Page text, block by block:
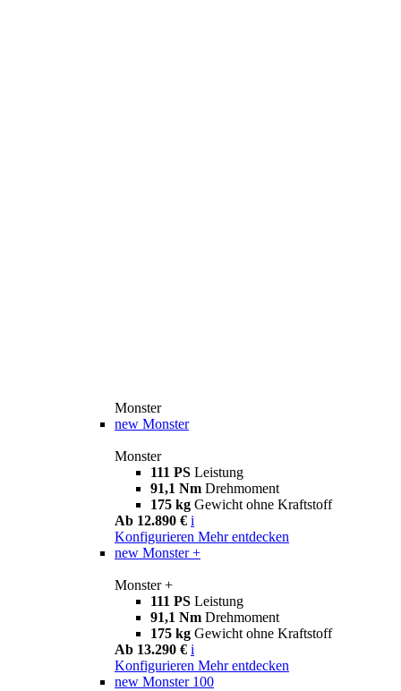
Monster
new Monster
Monster
111 PS Leistung
91,1 Nm Drehmoment
175 kg Gewicht ohne Kraftstoff
Ab 12.890 € i
Konfigurieren Mehr entdecken
new Monster +
Monster +
111 PS Leistung
91,1 Nm Drehmoment
175 kg Gewicht ohne Kraftstoff
Ab 13.290 € i
Konfigurieren Mehr entdecken
new Monster 100